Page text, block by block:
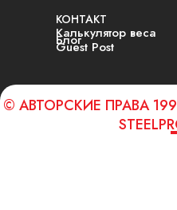
КОНТАКТ
Калькулятор веса
Блог
Guest Post
© АВТОРСКИЕ ПРАВА